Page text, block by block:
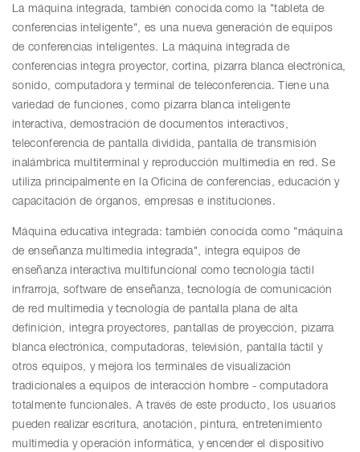
La máquina integrada, también conocida como la "tableta de
conferencias inteligente", es una nueva generación de equipos
de conferencias inteligentes. La máquina integrada de
conferencias integra proyector, cortina, pizarra blanca electrónica,
sonido, computadora y terminal de teleconferencia. Tiene una
variedad de funciones, como pizarra blanca inteligente
interactiva, demostración de documentos interactivos,
teleconferencia de pantalla dividida, pantalla de transmisión
inalámbrica multiterminal y reproducción multimedia en red. Se
utiliza principalmente en la Oficina de conferencias, educación y
capacitación de órganos, empresas e instituciones.
Máquina educativa integrada: también conocida como "máquina
de enseñanza multimedia integrada", integra equipos de
enseñanza interactiva multifuncional como tecnología táctil
infrarroja, software de enseñanza, tecnología de comunicación
de red multimedia y tecnología de pantalla plana de alta
definición, integra proyectores, pantallas de proyección, pizarra
blanca electrónica, computadoras, televisión, pantalla táctil y
otros equipos, y mejora los terminales de visualización
tradicionales a equipos de interacción hombre - computadora
totalmente funcionales. A través de este producto, los usuarios
pueden realizar escritura, anotación, pintura, entretenimiento
multimedia y operación informática, y encender el dispositivo